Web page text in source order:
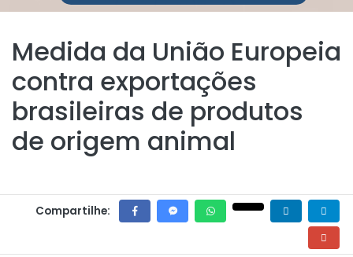
Medida da União Europeia
contra exportações
brasileiras de produtos
de origem animal
Compartilhe: